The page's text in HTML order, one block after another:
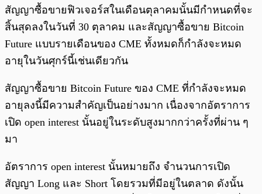
สัญญาซื้อขายฟิวเจอร์สในเดือนตุลาคมนั้นมีกำหนดที่จะ
สิ้นสุดลงในวันที่ 30 ตุลาคม และสัญญาซื้อขาย Bitcoin
Future แบบรายเดือนของ CME ทั้งหมดก็กำลังจะหมด
อายุในวันศุกร์นี้เช่นเดียวกัน
สัญญาซื้อขาย Bitcoin Future ของ CME ที่กำลังจะหมด
อายุลงนี้มีความสำคัญเป็นอย่างมาก เนื่องจากอัตราการ
เปิด open interest นั้นอยู่ในระดับสูงมากกว่าครั้งที่ผ่าน ๆ
มา
อัตราการ open interest นั้นหมายถึง จำนวนการเปิด
สัญญา Long และ Short โดยรวมที่มีอยู่ในตลาด ดังนั้น